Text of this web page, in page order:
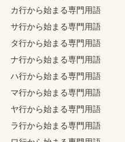
カ行から始まる専門用語
サ行から始まる専門用語
タ行から始まる専門用語
ナ行から始まる専門用語
ハ行から始まる専門用語
マ行から始まる専門用語
ヤ行から始まる専門用語
ラ行から始まる専門用語